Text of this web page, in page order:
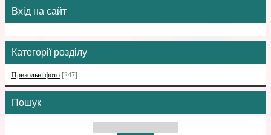
Вхід на сайт
Категорії розділу
Прикольні фото [247]
Пошук